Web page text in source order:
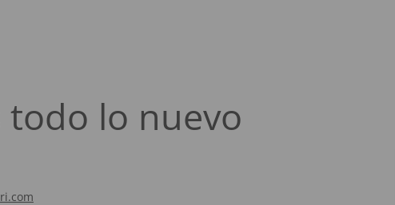
todo lo nuevo